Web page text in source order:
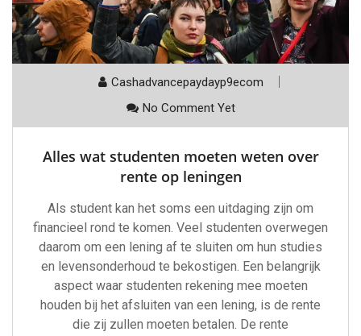
Cashadvancepaydayp9ecom
No Comment Yet
Alles wat studenten moeten weten over
rente op leningen
Als student kan het soms een uitdaging zijn om
financieel rond te komen. Veel studenten overwegen
daarom om een lening af te sluiten om hun studies
en levensonderhoud te bekostigen. Een belangrijk
aspect waar studenten rekening mee moeten
houden bij het afsluiten van een lening, is de rente
die zij zullen moeten betalen. De rente